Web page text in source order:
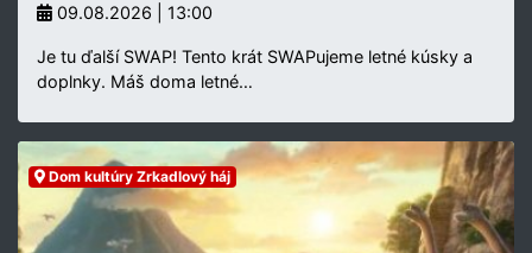
09.08.2026 | 13:00
Je tu ďalší SWAP! Tento krát SWAPujeme letné kúsky a
doplnky. Máš doma letné…
Dom kultúry Zrkadlový háj